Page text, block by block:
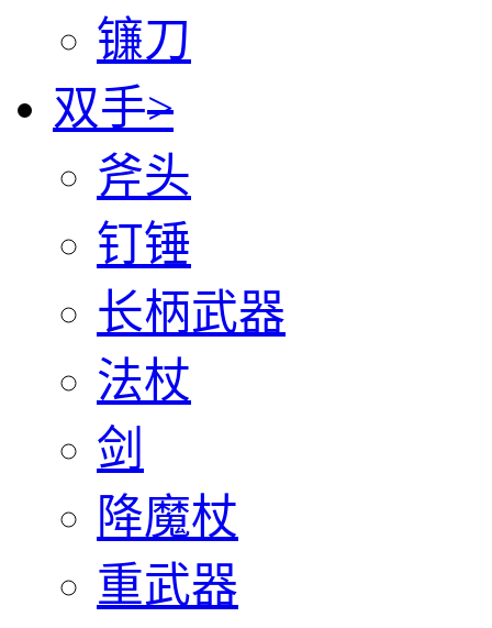
镰刀
双手>
斧头
钉锤
长柄武器
法杖
剑
降魔杖
重武器